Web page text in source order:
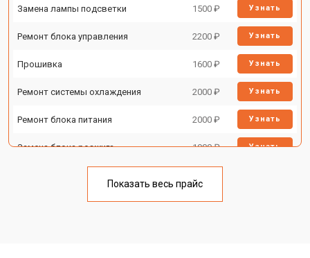
Замена лампы подсветки 1500 ₽ Узнать
Ремонт блока управления 2200 ₽ Узнать
Прошивка 1600 ₽ Узнать
Ремонт системы охлаждения 2000 ₽ Узнать
Ремонт блока питания 2000 ₽ Узнать
Замена блока розжига 1900 ₽ Узнать
Показать весь прайс